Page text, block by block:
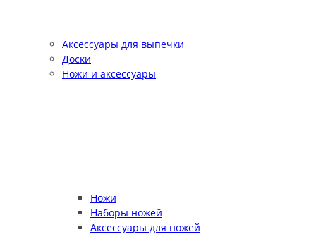
Аксессуары для выпечки
Доски
Ножи и аксессуары
Ножи
Наборы ножей
Аксессуары для ножей